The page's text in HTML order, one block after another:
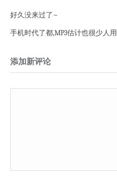
好久没来过了~
手机时代了都,MP3估计也很少人
添加新评论